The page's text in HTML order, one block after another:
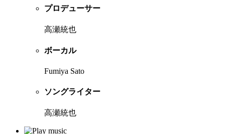
プロデューサー
高瀬統也
ボーカル
Fumiya Sato
ソングライター
高瀬統也